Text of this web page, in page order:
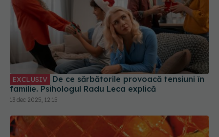
EXCLUSIV
familie. Psihologul Radu Leca explică
13 dec 2025, 12:15